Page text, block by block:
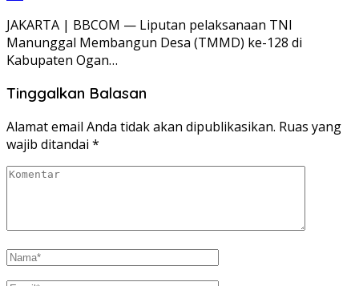
JAKARTA | BBCOM — Liputan pelaksanaan TNI
Manunggal Membangun Desa (TMMD) ke-128 di
Kabupaten Ogan…
Tinggalkan Balasan
Alamat email Anda tidak akan dipublikasikan. Ruas yang
wajib ditandai *